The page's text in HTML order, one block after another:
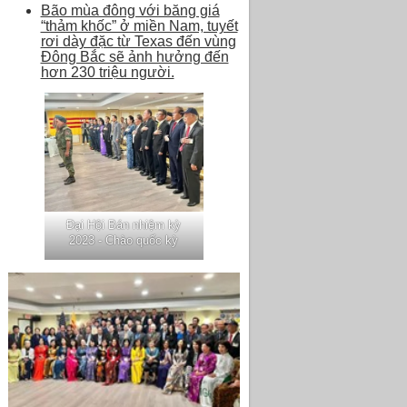
Bão mùa đông với băng giá
“thảm khốc” ở miền Nam, tuyết
rơi dày đặc từ Texas đến vùng
Đông Bắc sẽ ảnh hưởng đến
hơn 230 triệu người.
Đại Hội Bán nhiệm kỳ
2023 - Chào quốc kỳ